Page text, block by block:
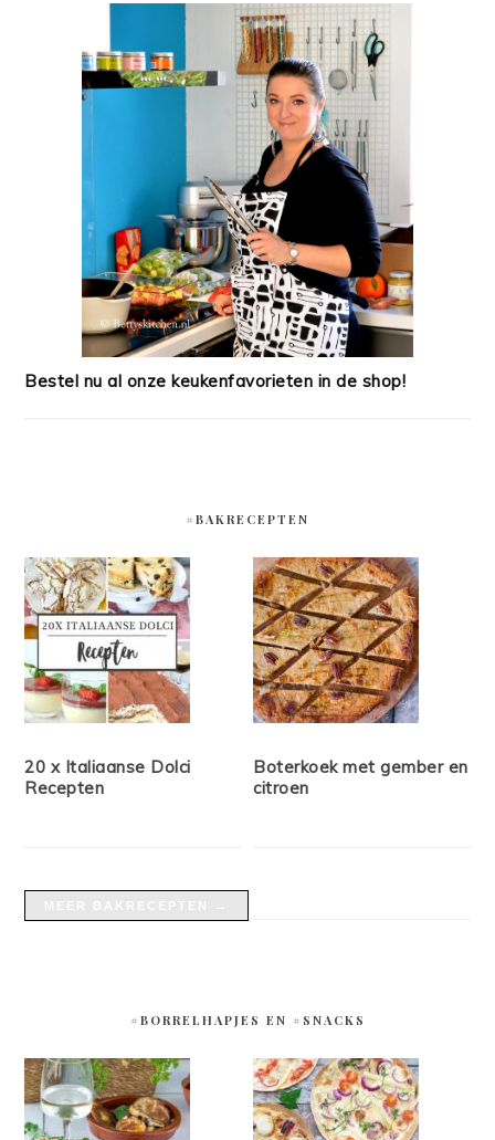
Bestel nu al onze keukenfavorieten in de shop!
#BAKRECEPTEN
20 x Italiaanse Dolci
Recepten
Boterkoek met gember en
citroen
#BORRELHAPJES EN #SNACKS